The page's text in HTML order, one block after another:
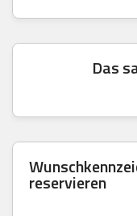
Das
reservieren